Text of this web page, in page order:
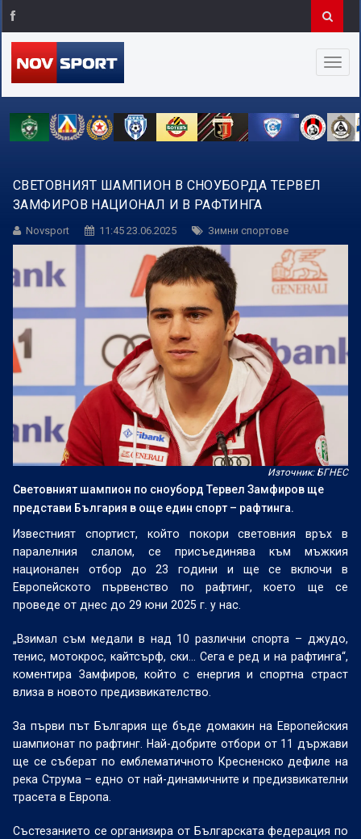
СВЕТОВНИЯТ ШАМПИОН В СНОУБОРДА ТЕРВЕЛ
ЗАМФИРОВ НАЦИОНАЛ И В РАФТИНГА
Novsport 11:45 23.06.2025 Зимни спортове
Източник: БГНЕС
Световният шампион по сноуборд Тервел Замфиров ще
представи България в още един спорт – рафтинга.
Известният спортист, който покори световния връх в
паралелния слалом, се присъединява към мъжкия
национален отбор до 23 години и ще се включи в
Европейското първенство по рафтинг, което ще се
проведе от днес до 29 юни 2025 г. у нас.
„Взимал съм медали в над 10 различни спорта – джудо,
тенис, мотокрос, кайтсърф, ски... Сега е ред и на рафтинга“,
коментира Замфиров, който с енергия и спортна страст
влиза в новото предизвикателство.
За първи път България ще бъде домакин на Европейския
шампионат по рафтинг. Най-добрите отбори от 11 държави
ще се съберат по емблематичното Кресненско дефиле на
река Струма – едно от най-динамичните и предизвикателни
трасета в Европа.
Състезанието се организира от Българската федерация по